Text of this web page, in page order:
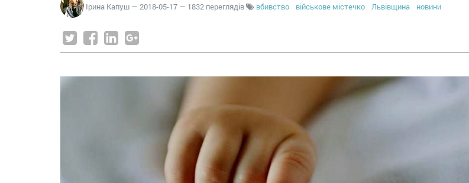
Ірина Капуш — 2018-05-17 — 1832 переглядів вбивство військове містечко Львівщина новини